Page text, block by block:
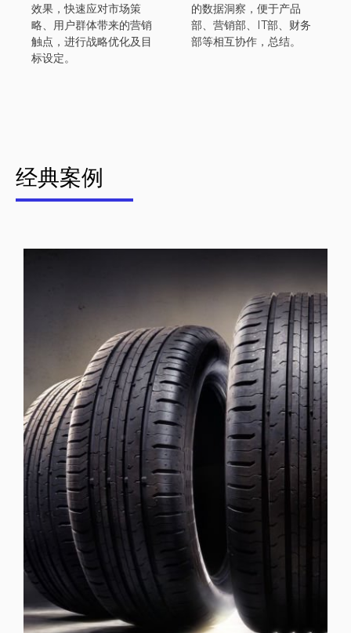
效果，快速应对市场策
略、用户群体带来的营销
触点，进行战略优化及目
标设定。
的数据洞察，便于产品
部、营销部、IT部、财务
部等相互协作，总结。
经典案例